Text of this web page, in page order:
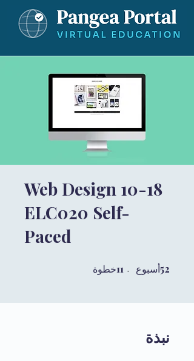
Web Design 10-18
ELC020 Self-
Paced
52أسبوع 11خطوة
نبذة